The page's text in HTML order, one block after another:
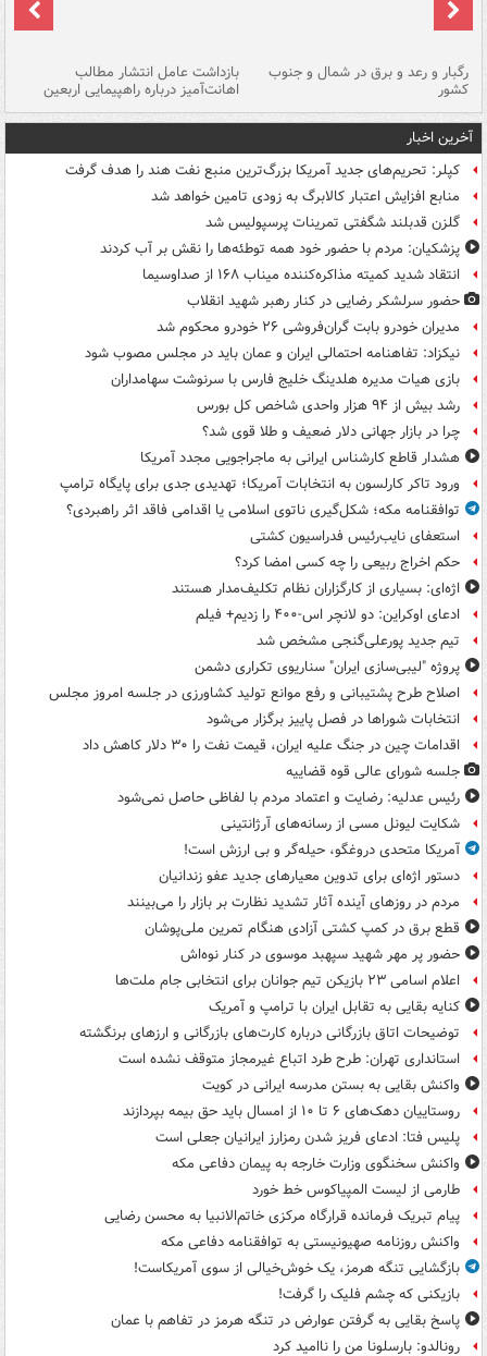
رگبار و رعد و برق در شمال و جنوب
کشور
بازداشت عامل انتشار مطالب
اهانت‌آمیز درباره راهپیمایی اربعین
آخرین اخبار
کپلر: تحریم‌های جدید آمریکا بزرگ‌ترین منبع نفت هند را هدف گرفت
منابع افزایش اعتبار کالابرگ به زودی تامین خواهد شد
گلزن قدبلند شگفتی تمرینات پرسپولیس شد
پزشکیان: مردم با حضور خود همه توطئه‌ها را نقش بر آب کردند
انتقاد شدید کمیته مذاکره‌کننده میناب ۱۶۸ از صداوسیما
حضور سرلشکر رضایی در کنار رهبر شهید انقلاب
مدیران خودرو بابت گران‌فروشی ۲۶ خودرو محکوم شد
نیکزاد: تفاهنامه احتمالی ایران و عمان باید در مجلس مصوب شود
بازی هیات مدیره هلدینگ خلیج فارس با سرنوشت سهامداران
رشد بیش از ۹۴ هزار واحدی شاخص کل بورس
چرا در بازار جهانی دلار ضعیف و طلا قوی شد؟
هشدار قاطع کارشناس ایرانی به ماجراجویی مجدد آمریکا
ورود تاکر کارلسون به انتخابات آمریکا؛ تهدیدی جدی برای پایگاه ترامپ
توافقنامه مکه؛ شکل‌گیری ناتوی اسلامی یا اقدامی فاقد اثر راهبردی؟
استعفای نایب‌رئیس فدراسیون کشتی
حکم اخراج ربیعی را چه کسی امضا کرد؟
اژه‌ای: بسیاری از کارگزاران نظام تکلیف‌مدار هستند
ادعای اوکراین: دو لانچر اس-۴۰۰ را زدیم+ فیلم
تیم جدید پورعلی‌گنجی مشخص شد
پروژه "لیبی‌سازی ایران" سناریوی تکراری دشمن
اصلاح طرح پشتیبانی و رفع موانع تولید کشاورزی در جلسه امروز مجلس
انتخابات شوراها در فصل پاییز برگزار می‌شود
اقدامات چین در جنگ علیه ایران، قیمت نفت را ۳۰ دلار کاهش داد
جلسه شورای عالی قوه قضاییه
رئیس عدلیه: رضایت و اعتماد مردم با لفاظی حاصل نمی‌شود
شکایت لیونل مسی از رسانه‌های آرژانتینی
آمریکا متحدی دروغگو، حیله‌گر و بی ارزش است!
دستور اژه‌ای برای تدوین معیارهای جدید عفو زندانیان
مردم در روزهای آینده آثار تشدید نظارت بر بازار را می‌بینند
قطع برق در کمپ کشتی آزادی هنگام تمرین ملی‌پوشان
حضور پر مهر شهید سپهبد موسوی در کنار نوه‌اش
اعلام اسامی ۲۳ بازیکن تیم جوانان برای انتخابی جام ملت‌ها
کنایه بقایی به تقابل ایران با ترامپ و آمریک
توضیحات اتاق بازرگانی درباره کارت‌های بازرگانی و ارزهای برنگشته
استانداری تهران: طرح طرد اتباع غیرمجاز متوقف نشده است
واکنش بقایی به بستن مدرسه ایرانی در کویت
روستاییان دهک‌های ۶ تا ۱۰ از امسال باید حق بیمه بپردازند
پلیس فتا: ادعای فریز شدن رمزارز ایرانیان جعلی است
واکنش سخنگوی وزارت خارجه به پیمان دفاعی مکه
طارمی از لیست المپیاکوس خط خورد
پیام تبریک فرمانده قرارگاه مرکزی خاتم‌الانبیا به محسن رضایی
واکنش روزنامه صهیونیستی به توافقنامه دفاعی مکه
بازگشایی تنگه هرمز، یک خوش‌خیالی از سوی آمریکاست!
بازیکنی که چشم فلیک را گرفت!
پاسخ بقایی به گرفتن عوارض در تنگه هرمز در تفاهم با عمان
رونالدو: بارسلونا من را ناامید کرد